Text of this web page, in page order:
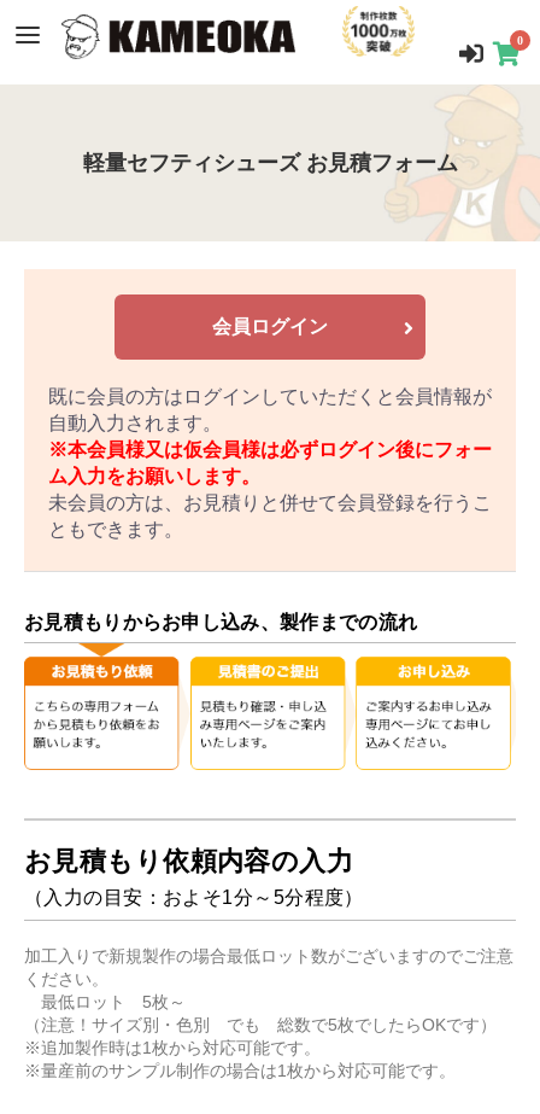
0
軽量セフティシューズ お見積フォーム
会員ログイン
既に会員の方はログインしていただくと会員情報が
自動入力されます。
※本会員様又は仮会員様は必ずログイン後にフォー
ム入力をお願いします。
未会員の方は、お見積りと併せて会員登録を行うこ
ともできます。
お見積もりからお申し込み、製作までの流れ
お見積もり依頼内容の入力
（入力の目安：およそ1分～5分程度）
加工入りで新規製作の場合最低ロット数がございますのでご注意
ください。
最低ロット 5枚～
（注意！サイズ別・色別 でも 総数で5枚でしたらOKです）
※追加製作時は1枚から対応可能です。
※量産前のサンプル制作の場合は1枚から対応可能です。